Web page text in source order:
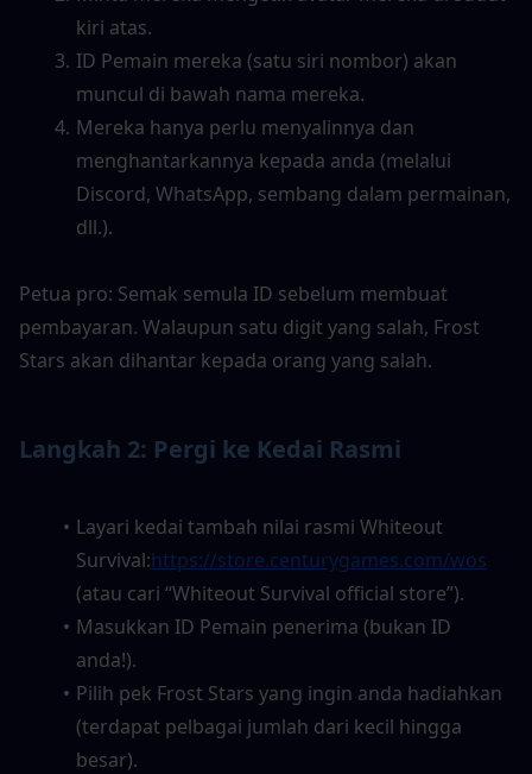
kiri atas.
ID Pemain mereka (satu siri nombor) akan
muncul di bawah nama mereka.
Mereka hanya perlu menyalinnya dan
menghantarkannya kepada anda (melalui
Discord, WhatsApp, sembang dalam permainan,
dll.).
Petua pro: Semak semula ID sebelum membuat
pembayaran. Walaupun satu digit yang salah, Frost
Stars akan dihantar kepada orang yang salah.
Langkah 2: Pergi ke Kedai Rasmi
Layari kedai tambah nilai rasmi Whiteout
Survival:https://store.centurygames.com/wos
(atau cari “Whiteout Survival official store”).
Masukkan ID Pemain penerima (bukan ID
anda!).
Pilih pek Frost Stars yang ingin anda hadiahkan
(terdapat pelbagai jumlah dari kecil hingga
besar).